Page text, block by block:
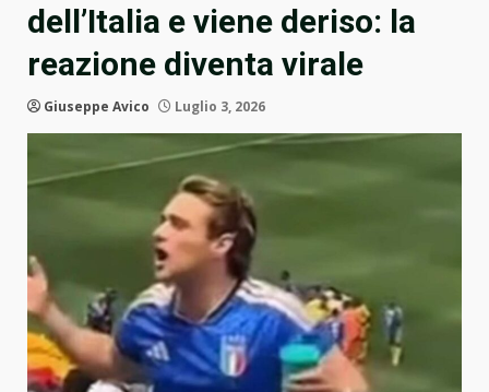
dell’Italia e viene deriso: la
reazione diventa virale
Giuseppe Avico Luglio 3, 2026